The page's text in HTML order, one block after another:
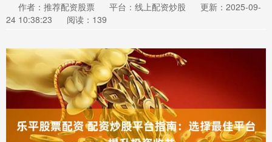
作者：推荐配资股票 平台：线上配资炒股
更新：2025-09-
24 10:38:23
阅读：139